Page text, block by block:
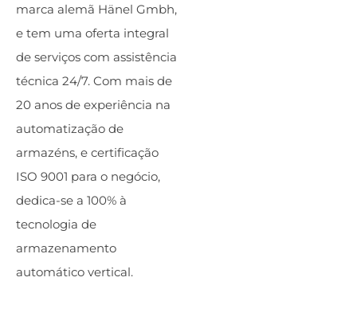
marca alemã Hänel Gmbh,
e tem uma oferta integral
de serviços com assistência
técnica 24/7. Com mais de
20 anos de experiência na
automatização de
armazéns, e certificação
ISO 9001 para o negócio,
dedica-se a 100% à
tecnologia de
armazenamento
automático vertical.